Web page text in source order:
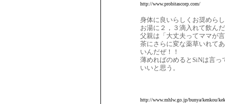
http://www.probitascorp.com/
身体に良いらしくお奨めら
お湯に２，３滴入れて飲ん
父親は「大丈夫ってママが
茶にさらに変な薬草いれて
いんだぜ！！
薄めればのめるとSiNは言
いいと思う。
http://www.mhlw.go.jp/bunya/kenkou/